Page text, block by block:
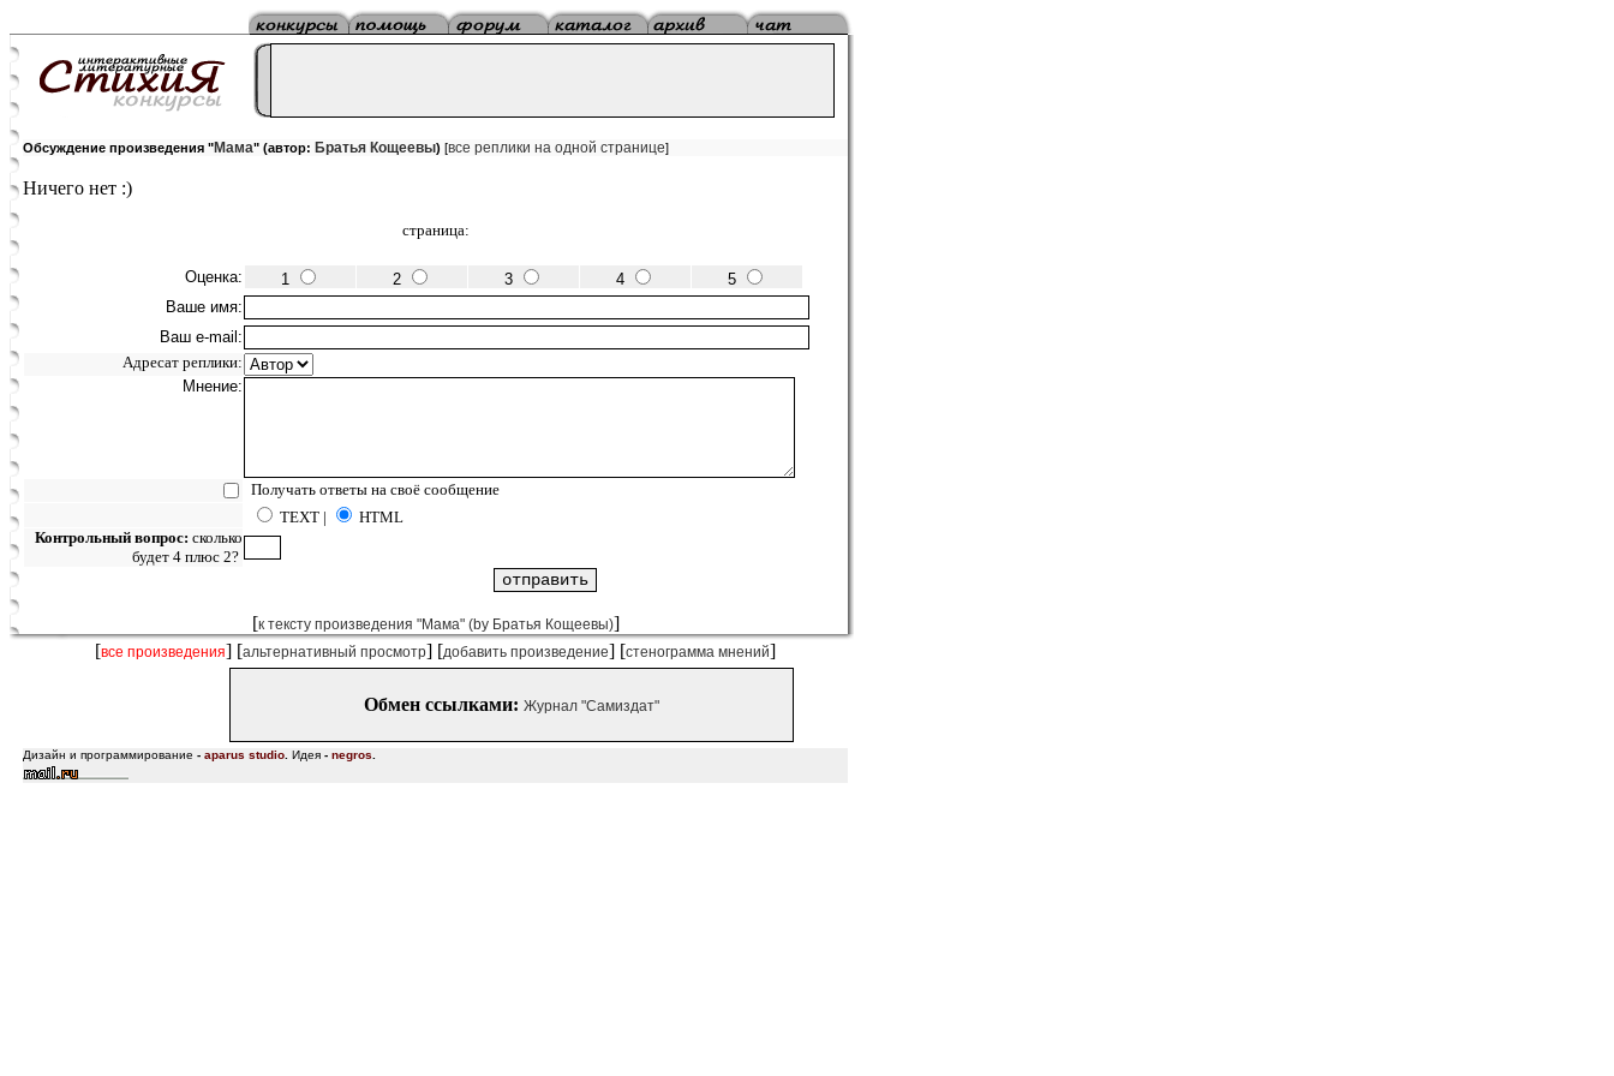
Обсуждение произведения "Мама" (автор: Братья Кощеевы) [все реплики на одной странице]
Ничего нет :)
страница:
Оценка: 1 2 3 4
5
Ваше имя:
Ваш e-mail:
Адресат реплики:
Мнение:
Получать ответы на своё сообщение
TEXT |
HTML
Контрольный вопрос: сколько
будет 4 плюс 2?
[к тексту произведения "Мама" (by Братья Кощеевы)]
[все произведения] [альтернативный просмотр] [добавить произведение] [стенограмма мнений]
Обмен ссылками: Журнал "Самиздат"
Дизайн и программирование - aparus studio Идея - negros